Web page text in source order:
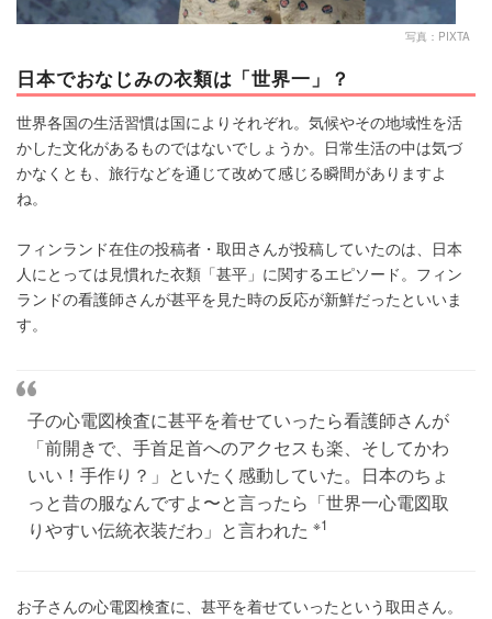
写真：PIXTA
日本でおなじみの衣類は「世界一」？
世界各国の生活習慣は国によりそれぞれ。気候やその地域性を活
かした文化があるものではないでしょうか。日常生活の中は気づ
かなくとも、旅行などを通じて改めて感じる瞬間がありますよ
ね。
フィンランド在住の投稿者・取田さんが投稿していたのは、日本
人にとっては見慣れた衣類「甚平」に関するエピソード。フィン
ランドの看護師さんが甚平を見た時の反応が新鮮だったといいま
す。
子の心電図検査に甚平を着せていったら看護師さんが
「前開きで、手首足首へのアクセスも楽、そしてかわ
いい！手作り？」といたく感動していた。日本のちょ
っと昔の服なんですよ〜と言ったら「世界一心電図取
りやすい伝統衣装だわ」と言われた ※1
お子さんの心電図検査に、甚平を着せていったという取田さん。